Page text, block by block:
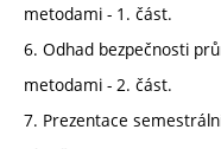
metodami - 1. část.
6. Odhad bezpečnosti
metodami - 2. část.
7. Prezentace